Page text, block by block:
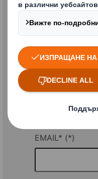
ИНДУСТРИЯ*
EMAIL*